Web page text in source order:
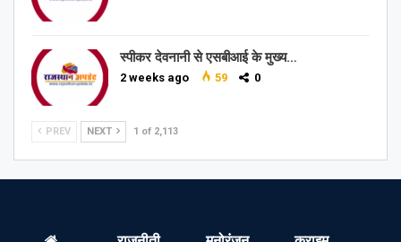
स्पीकर देवनानी से एसबीआई के मुख्य…
2 weeks ago 59 0
PREV NEXT 1 of 2,113